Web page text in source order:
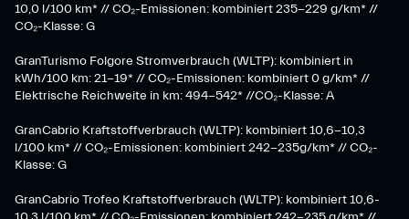
10,0 l/100 km* // CO₂-Emissionen: kombiniert 235-229 g/km* //
CO₂-Klasse: G
GranTurismo Folgore Stromverbrauch (WLTP): kombiniert in
kWh/100 km: 21-19* // CO₂-Emissionen: kombiniert 0 g/km* //
Elektrische Reichweite in km: 494-542* //CO₂-Klasse: A
GranCabrio Kraftstoffverbrauch (WLTP): kombiniert 10,6-10,3
l/100 km* // CO₂-Emissionen: kombiniert 242-235g/km* // CO₂-
Klasse: G
GranCabrio Trofeo Kraftstoffverbrauch (WLTP): kombiniert 10,6-